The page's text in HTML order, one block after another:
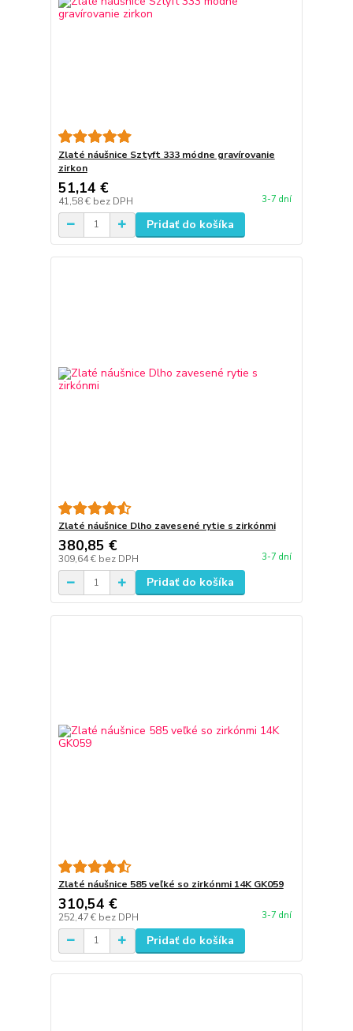
Zlaté náušnice Sztyft 333 módne gravírovanie
zirkon
51,14 €
41,58 € bez DPH 3-7 dní
Pridať do košíka
Zlaté náušnice Dlho zavesené rytie s zirkónmi
380,85 €
309,64 € bez DPH 3-7 dní
Pridať do košíka
Zlaté náušnice 585 veľké so zirkónmi 14K GK059
310,54 €
252,47 € bez DPH 3-7 dní
Pridať do košíka